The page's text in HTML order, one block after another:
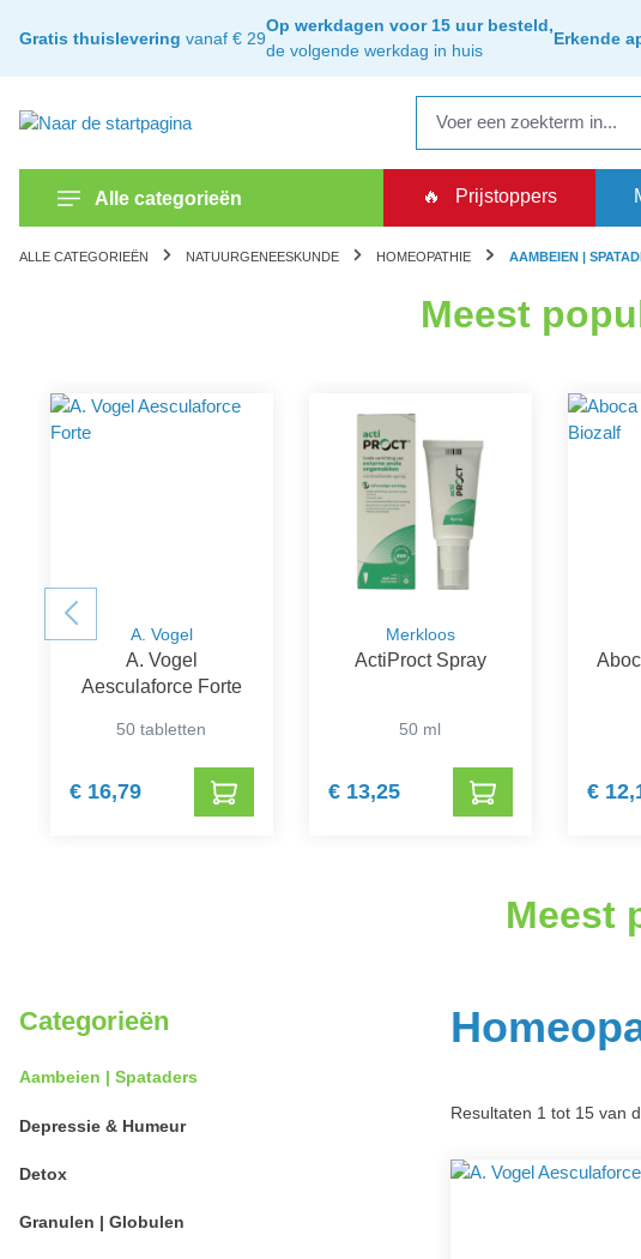
Ga naar de hoofdnavigatie
Gratis thuislevering vanaf € 29
Op werkdagen voor 15 uur besteld,
de volgende werkdag in huis
Erkende
Alle categorieën 🔥 Prijstoppers
ALLE CATEGORIEËN NATUURGENEESKUNDE HOMEOPATHIE AAMBEIEN |
Meest
A. Vogel
A. Vogel
Aesculaforce Forte
50 tabletten
€ 16,79
Merkloos
ActiProct Spray
50 ml
€ 13,25 €
Meest
Categorieën
Aambeien | Spataders
Depressie & Humeur
Detox
Granulen | Globulen
Resultaten 1 tot 15 van